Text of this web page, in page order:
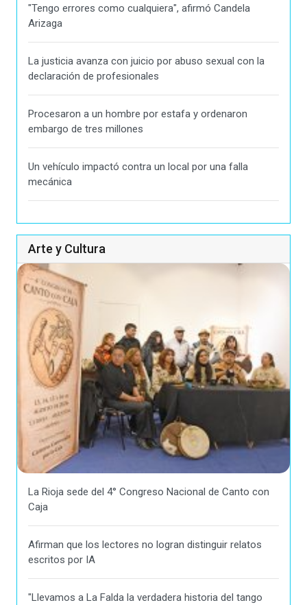
"Tengo errores como cualquiera", afirmó Candela
Arizaga
La justicia avanza con juicio por abuso sexual con la
declaración de profesionales
Procesaron a un hombre por estafa y ordenaron
embargo de tres millones
Un vehículo impactó contra un local por una falla
mecánica
Arte y Cultura
La Rioja sede del 4° Congreso Nacional de Canto con
Caja
Afirman que los lectores no logran distinguir relatos
escritos por IA
"Llevamos a La Falda la verdadera historia del tango